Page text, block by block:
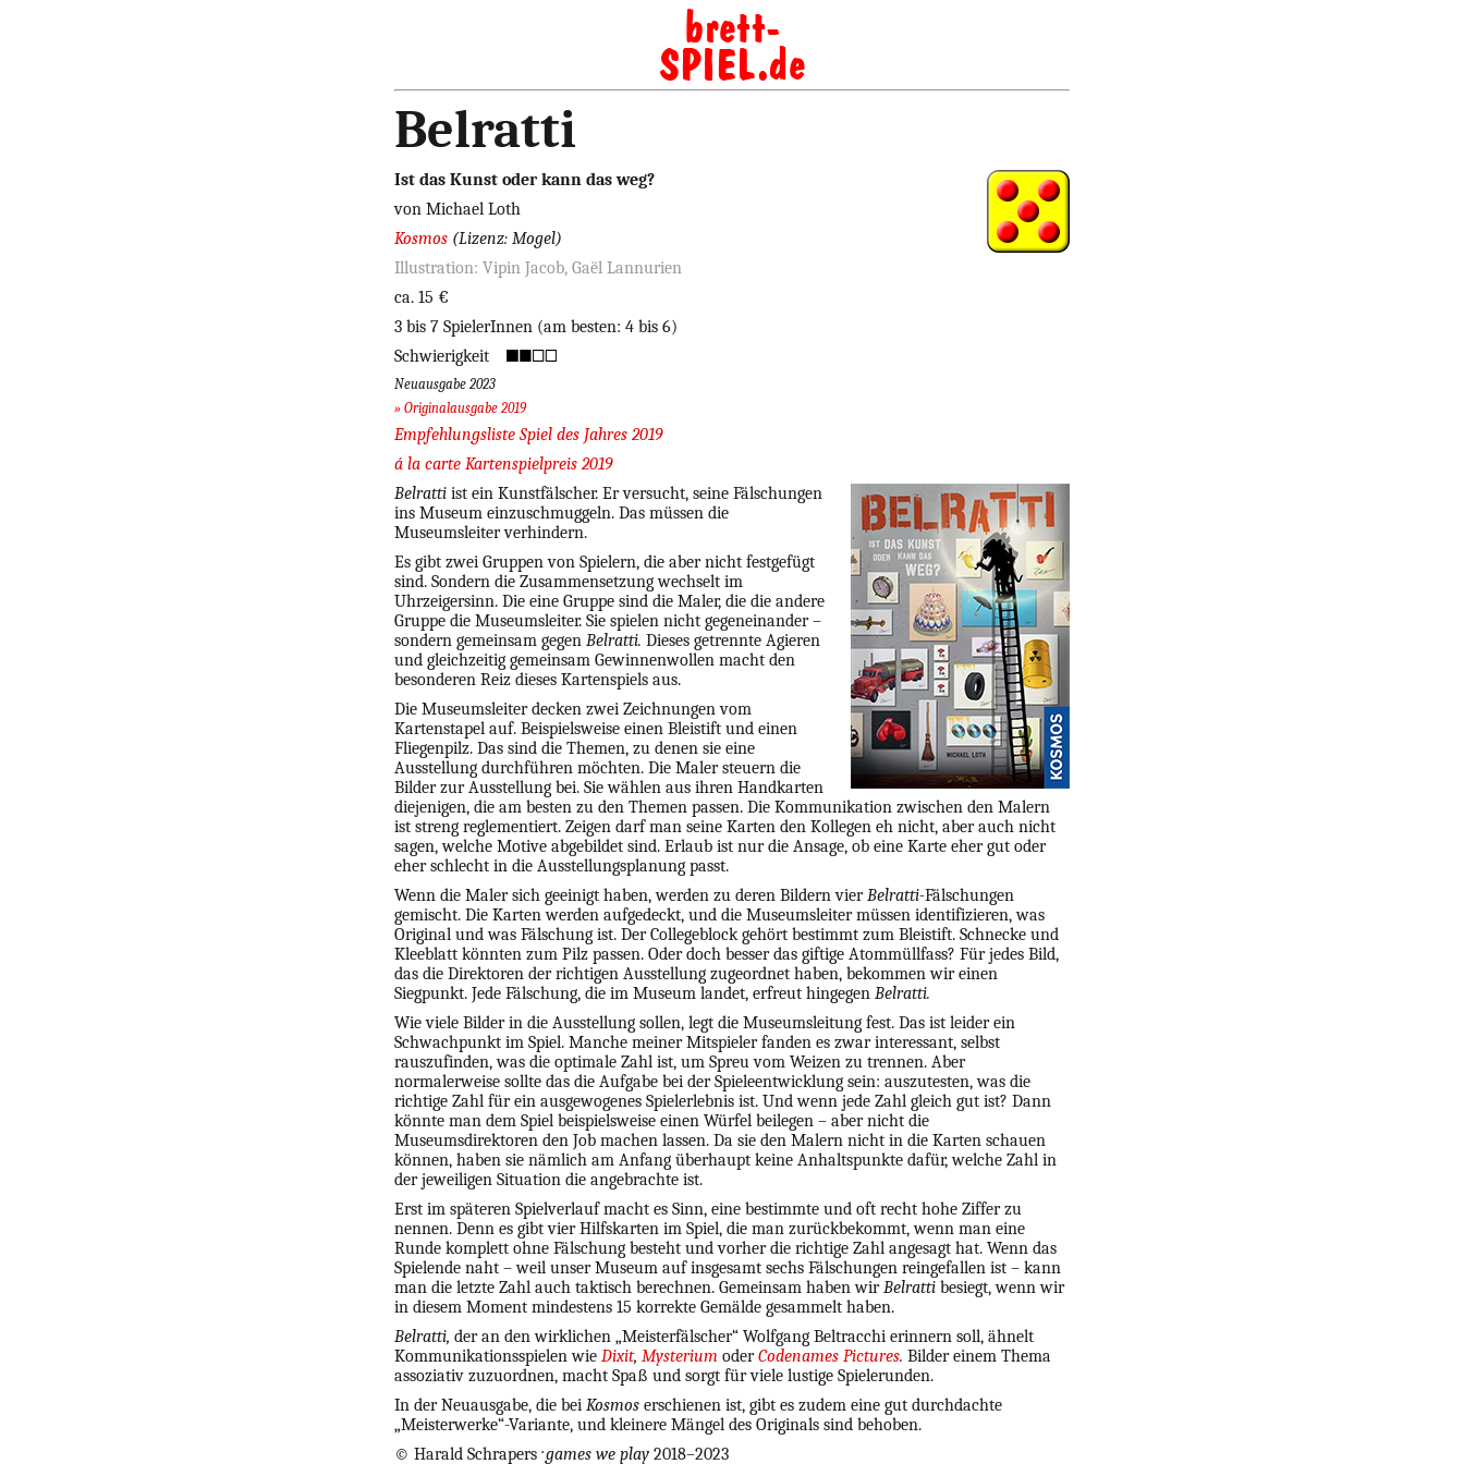
Belratti
Ist das Kunst oder kann das weg?
von Michael Loth
Kosmos (Lizenz: Mogel)
Illustration: Vipin Jacob, Gaël Lannurien
ca. 15 €
3 bis 7 SpielerInnen (am besten: 4 bis 6)
Schwierigkeit
Neuausgabe 2023
» Originalausgabe 2019
Empfehlungsliste Spiel des Jahres 2019
á la carte Kartenspielpreis 2019
Belratti ist ein Kunstfälscher. Er versucht, seine Fälschungen
ins Museum einzuschmuggeln. Das müssen die
Museumsleiter verhindern.
Es gibt zwei Gruppen von Spielern, die aber nicht festgefügt
sind. Sondern die Zusammensetzung wechselt im
Uhrzeigersinn. Die eine Gruppe sind die Maler, die die andere
Gruppe die Museumsleiter. Sie spielen nicht gegeneinander –
sondern gemeinsam gegen Belratti. Dieses getrennte Agieren
und gleichzeitig gemeinsam Gewinnenwollen macht den
besonderen Reiz dieses Kartenspiels aus.
Die Museumsleiter decken zwei Zeichnungen vom
Kartenstapel auf. Beispielsweise einen Bleistift und einen
Fliegenpilz. Das sind die Themen, zu denen sie eine
Ausstellung durchführen möchten. Die Maler steuern die
Bilder zur Ausstellung bei. Sie wählen aus ihren Handkarten
diejenigen, die am besten zu den Themen passen. Die Kommunikation zwischen den Malern
ist streng reglementiert. Zeigen darf man seine Karten den Kollegen eh nicht, aber auch nicht
sagen, welche Motive abgebildet sind. Erlaub ist nur die Ansage, ob eine Karte eher gut oder
eher schlecht in die Ausstellungsplanung passt.
Wenn die Maler sich geeinigt haben, werden zu deren Bildern vierBelratti-Fälschungen
gemischt. Die Karten werden aufgedeckt, und die Museumsleiter müssen identifizieren, was
Original und was Fälschung ist. Der Collegeblock gehört bestimmt zum Bleistift. Schnecke und
Kleeblatt könnten zum Pilz passen. Oder doch besser das giftige Atommüllfass? Für jedes Bild,
das die Direktoren der richtigen Ausstellung zugeordnet haben, bekommen wir einen
Siegpunkt. Jede Fälschung, die im Museum landet, erfreut hingegen Belratti.
Wie viele Bilder in die Ausstellung sollen, legt die Museumsleitung fest. Das ist leider ein
Schwachpunkt im Spiel. Manche meiner Mitspieler fanden es zwar interessant, selbst
rauszufinden, was die optimale Zahl ist, um Spreu vom Weizen zu trennen. Aber
normalerweise sollte das die Aufgabe bei der Spieleentwicklung sein: auszutesten, was die
richtige Zahl für ein ausgewogenes Spielerlebnis ist. Und wenn jede Zahl gleich gut ist? Dann
könnte man dem Spiel beispielsweise einen Würfel beilegen – aber nicht die
Museumsdirektoren den Job machen lassen. Da sie den Malern nicht in die Karten schauen
können, haben sie nämlich am Anfang überhaupt keine Anhaltspunkte dafür, welche Zahl in
der jeweiligen Situation die angebrachte ist.
Erst im späteren Spielverlauf macht es Sinn, eine bestimmte und oft recht hohe Ziffer zu
nennen. Denn es gibt vier Hilfskarten im Spiel, die man zurückbekommt, wenn man eine
Runde komplett ohne Fälschung besteht und vorher die richtige Zahl angesagt hat. Wenn das
Spielende naht – weil unser Museum auf insgesamt sechs Fälschungen reingefallen ist – kann
man die letzte Zahl auch taktisch berechnen. Gemeinsam haben wirBelratti besiegt, wenn wir
in diesem Moment mindestens 15 korrekte Gemälde gesammelt haben.
Belratti, der an den wirklichen „Meisterfälscher“ Wolfgang Beltracchi erinnern soll, ähnelt
Kommunikationsspielen wie Dixit, Mysterium oderCodenames Pictures. Bilder einem Thema
assoziativ zuzuordnen, macht Spaß und sorgt für viele lustige Spielerunden.
In der Neuausgabe, die bei Kosmos erschienen ist, gibt es zudem eine gut durchdachte
„Meisterwerke“-Variante, und kleinere Mängel des Originals sind behoben.
© Harald Schrapers · games we play 2018–2023